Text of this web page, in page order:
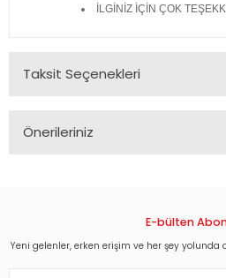
İLGİNİZ İÇİN ÇOK
Taksit Seçenekleri
Önerileriniz
Görüş ve önerileriniz için teşekkür
E-bülten
Yeni gelenler, erken erişim ve her şey